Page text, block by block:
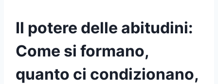
Il potere delle abitudini:
Come si formano,
quanto ci condizionano,